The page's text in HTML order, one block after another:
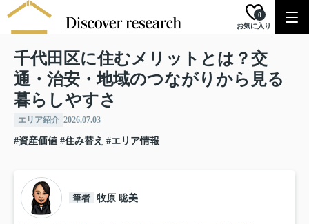
お気に入り
0
千代田区に住むメリットとは？交
通・治安・地域のつながりから見る
暮らしやすさ
エリア紹介 2026.07.03
#資産価値 #住み替え #エリア情報
筆者 牧原 聡美